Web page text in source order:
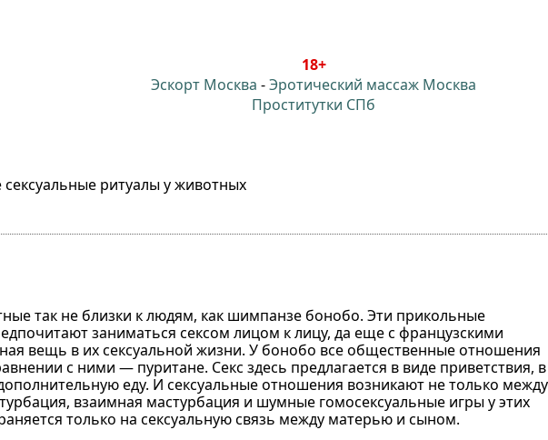
18+
Эскорт Москва -Эротический массаж Москва
Проститутки СПб
ритуалы у животных
так не близки к людям, как шимпанзе бонобо. Эти прикольные
заниматься сексом лицом к лицу, да еще с французскими
вещь в их сексуальной жизни. У бонобо все общественные отношения
с ними — пуритане. Секс здесь предлагается в виде приветствия, в
еду. И сексуальные отношения возникают не только между
взаимная мастурбация и шумные гомосексуальные игры у этих
только на сексуальную связь между матерью и сыном.